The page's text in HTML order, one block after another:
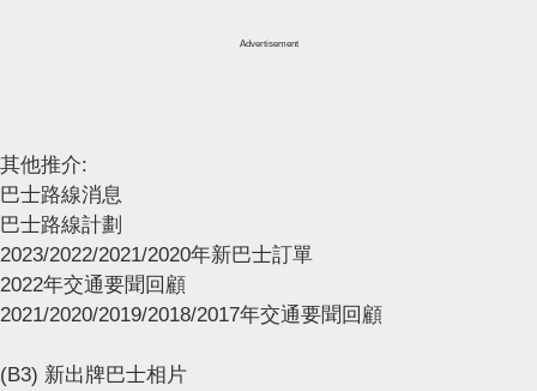
Advertisement
其他推介:
巴士路線消息
巴士路線計劃
2023/2022/2021/2020年新巴士訂單
2022年交通要聞回顧
2021/2020/2019/2018/2017年交通要聞回顧
(B3) 新出牌巴士相片